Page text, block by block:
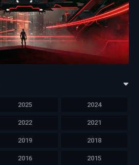
2025 2024
2022 2021
2019 2018
2016 2015